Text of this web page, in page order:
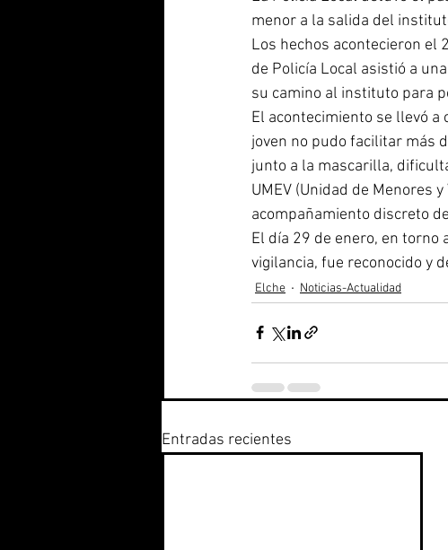
menor a la salida del
Los hechos acontecieron el
de Policía Local asistió a
su camino al instituto para
El acontecimiento se llevó a
joven no pudo facilitar más
junto a la mascarilla,
UMEV (Unidad de Menores
acompañamiento discreto
El día 29 de enero, en
vigilancia, fue reconocido y
Elche Noticias-Actualidad
Entradas recientes